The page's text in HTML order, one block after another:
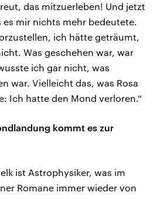
das mitzuerleben! Und jetzt
es mir nichts mehr bedeutete.
ich hätte geträumt,
Was geschehen war, war
ich gar nicht, was
war. Vielleicht das, was Rosa
Ich hatte den Mond verloren.“
kommt es zur
ist Astrophysiker, was im
Romane immer wieder von